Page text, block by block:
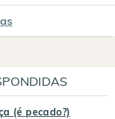
(é pecado?)